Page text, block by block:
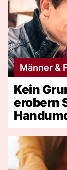
Männer &
Kein
erobern